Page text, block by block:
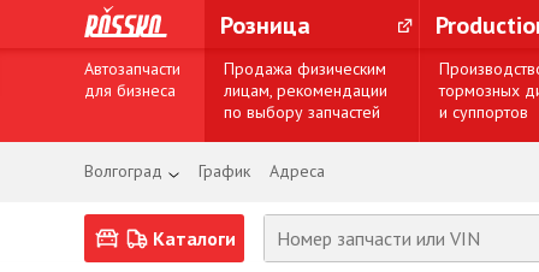
Розница
Автозапчасти
для бизнеса
Продажа физическим
лицам, рекомендации
по выбору запчастей
тормозных
и суппортов
Волгоград График Адреса
Каталоги